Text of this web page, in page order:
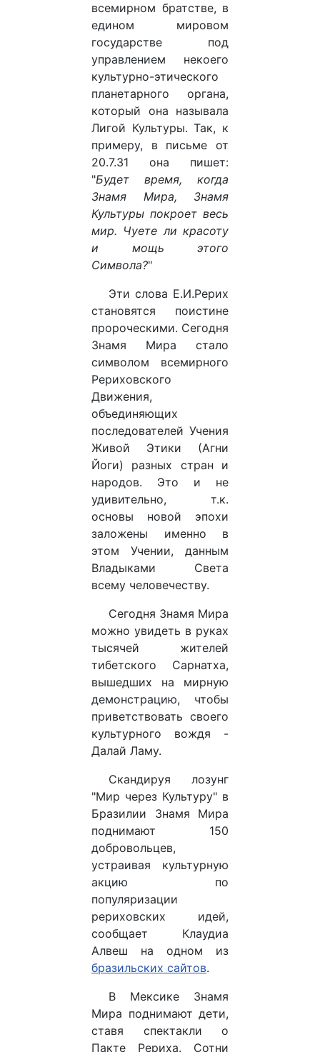
всемирном братстве, в
едином мировом
государстве под
управлением некоего
культурно-этического
планетарного органа,
который она называла
Лигой Культуры. Так, к
примеру, в письме от
20.7.31 она пишет:
"Будет время, когда
Знамя Мира, Знамя
Культуры покроет весь
мир. Чуете ли красоту
и мощь этого
Символа?"
Эти слова Е.И.Рерих
становятся поистине
пророческими. Сегодня
Знамя Мира стало
символом всемирного
Рериховского
Движения,
объединяющих
последователей Учения
Живой Этики (Агни
Йоги) разных стран и
народов. Это и не
удивительно, т.к.
основы новой эпохи
заложены именно в
этом Учении, данным
Владыками Света
всему человечеству.
Сегодня Знамя Мира
можно увидеть в руках
тысячей жителей
тибетского Сарнатха,
вышедших на мирную
демонстрацию, чтобы
приветствовать своего
культурного вождя -
Далай Ламу.
Скандируя лозунг
"Мир через Культуру" в
Бразилии Знамя Мира
поднимают 150
добровольцев,
устраивая культурную
акцию по
популяризации
рериховских идей,
сообщает Клаудиа
Алвеш на одном из
бразильских сайтов.
В Мексике Знамя
Мира поднимают дети,
ставя спектакли о
Пакте Рериха. Сотни